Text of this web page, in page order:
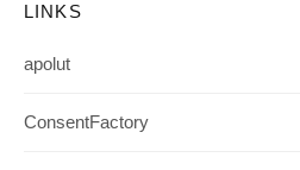
LINKS
apolut
ConsentFactory